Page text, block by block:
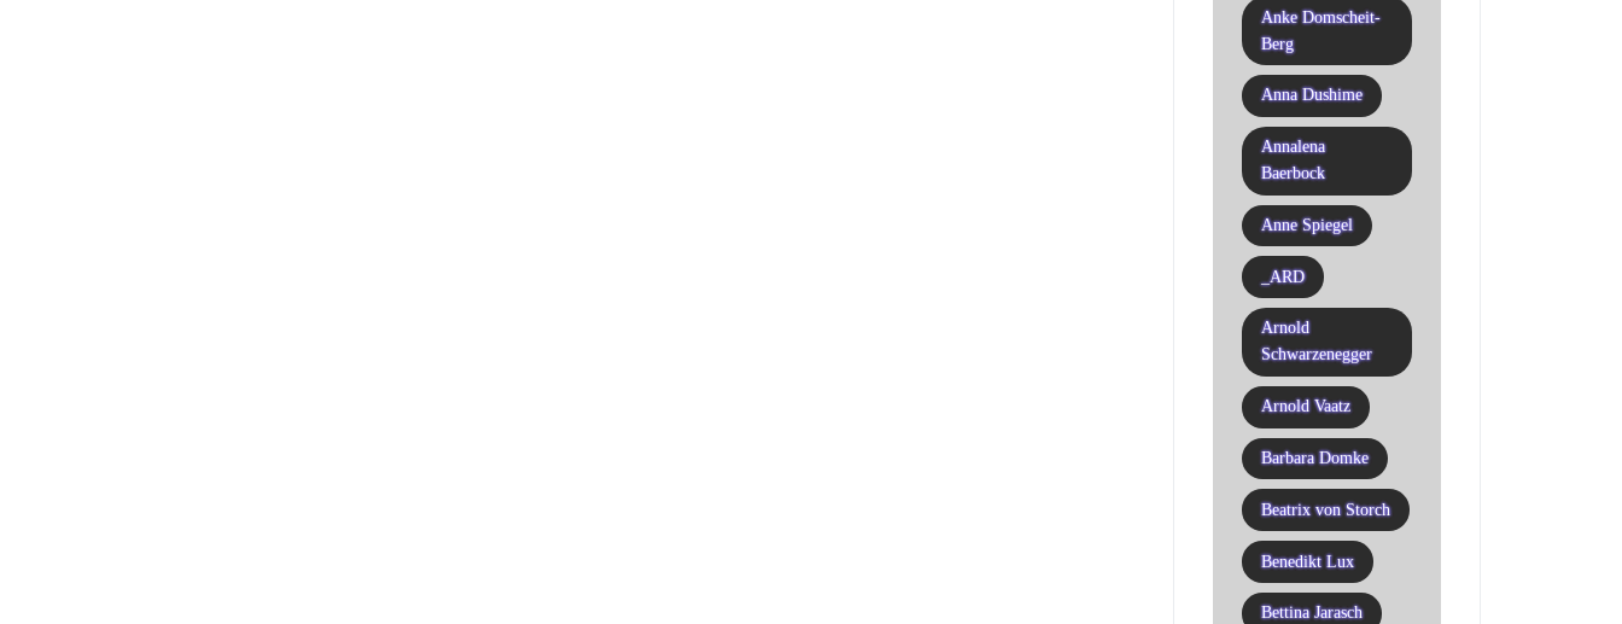
Anke Domscheit-
Berg
Anna Dushime
Annalena
Baerbock
Anne Spiegel
_ARD
Arnold
Schwarzenegger
Arnold Vaatz
Barbara Domke
Beatrix von Storch
Benedikt Lux
Bettina Jarasch